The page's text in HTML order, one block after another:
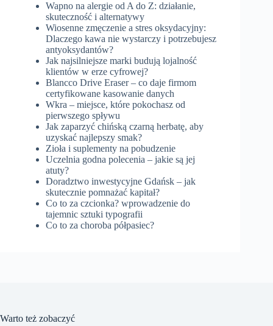
Wapno na alergie od A do Z: działanie,
skuteczność i alternatywy
Wiosenne zmęczenie a stres oksydacyjny:
Dlaczego kawa nie wystarczy i potrzebujesz
antyoksydantów?
Jak najsilniejsze marki budują lojalność
klientów w erze cyfrowej?
Blancco Drive Eraser – co daje firmom
certyfikowane kasowanie danych
Wkra – miejsce, które pokochasz od
pierwszego spływu
Jak zaparzyć chińską czarną herbatę, aby
uzyskać najlepszy smak?
Zioła i suplementy na pobudzenie
Uczelnia godna polecenia – jakie są jej
atuty?
Doradztwo inwestycyjne Gdańsk – jak
skutecznie pomnażać kapitał?
Co to za czcionka? wprowadzenie do
tajemnic sztuki typografii
Co to za choroba półpasiec?
Warto też zobaczyć